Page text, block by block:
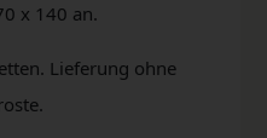
x 140 an.
Lieferung ohne